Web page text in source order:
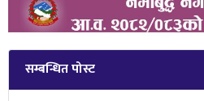
सम्बन्धित पोस्ट